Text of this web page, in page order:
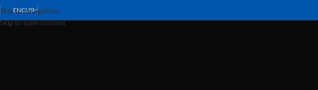
Skip to navigation
Skip to main content
ENGLISH